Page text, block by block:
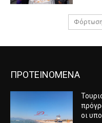
ΠΡΟΤΕΙΝΟΜΕΝΑ
οι